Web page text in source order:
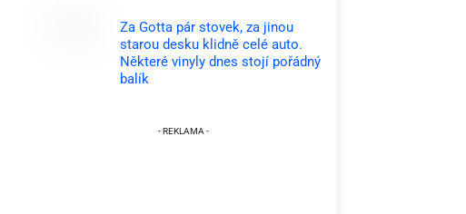
Za Gotta pár stovek, za jinou
starou desku klidně celé auto.
Některé vinyly dnes stojí pořádný
balík